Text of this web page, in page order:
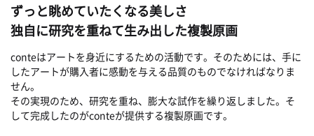
ずっと眺めていたくなる美しさ
独自に研究を重ねて生み出した複製原画
conteはアートを身近にするための活動です。そのためには、手に
したアートが購入者に感動を与える品質のものでなければなりま
せん。
その実現のため、研究を重ね、膨大な試作を繰り返しました。そ
して完成したのがconteが提供する複製原画です。